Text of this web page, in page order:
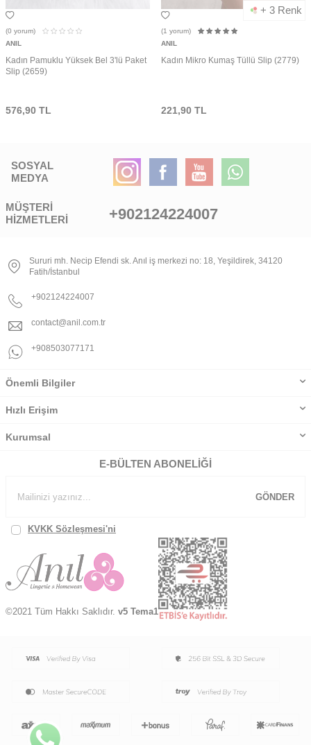
(0 yorum)
ANIL
Kadın Pamuklu Yüksek Bel 3'lü Paket
Slip (2659)
576,90 TL
+ 3 Renk
(1 yorum)
ANIL
Kadın Mikro Kumaş Tüllü Slip (2779)
221,90 TL
SOSYAL
MEDYA
MÜŞTERI
HIZMETLERI
+902124224007
Sururi mh. Necip Efendi sk. Anıl iş merkezi no: 18, Yeşildirek, 34120
Fatih/İstanbul
+902124224007
contact@anil.com.tr
+908503077171
Önemli Bilgiler
Hızlı Erişim
Kurumsal
E-BÜLTEN ABONELIĞI
GÖNDER
KVKK Sözleşmesi'ni
©2021 Tüm Hakkı Saklıdır. v5 Tema1